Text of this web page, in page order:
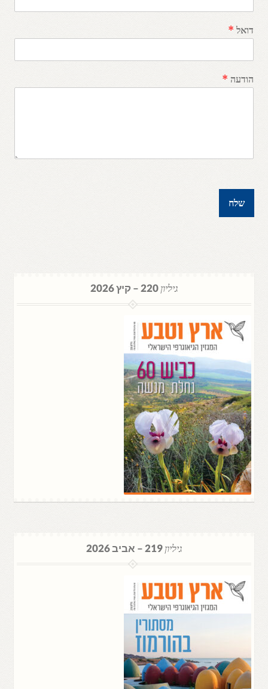
דואל *
הודעה *
שלח
גיליון220 – קיץ 2026
גיליון219 – אביב 2026